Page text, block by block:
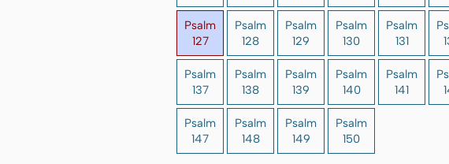
Psalm
127
Psalm
128
Psalm
129
Psalm
130
Psalm
131
Psalm
137
Psalm
138
Psalm
139
Psalm
140
Psalm
141
Psalm
147
Psalm
148
Psalm
149
Psalm
150